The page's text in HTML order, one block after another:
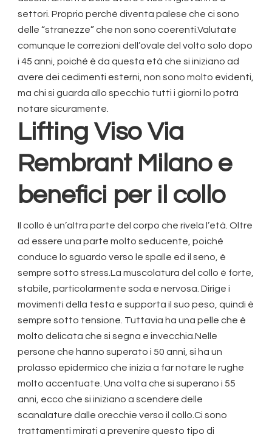
settori. Proprio perché diventa palese che ci sono
delle “stranezze” che non sono coerenti.Valutate
comunque le correzioni dell’ovale del volto solo dopo
i 45 anni, poiché è da questa età che si iniziano ad
avere dei cedimenti esterni, non sono molto evidenti,
ma chi si guarda allo specchio tutti i giorni lo potrà
notare sicuramente.
Lifting Viso Via
Rembrant Milanoe
benefici per il collo
Il collo è un’altra parte del corpo che rivela l’età. Oltre
ad essere una parte molto seducente, poiché
conduce lo sguardo verso le spalle ed il seno, è
sempre sotto stress.La muscolatura del collo è forte,
stabile, particolarmente soda e nervosa. Dirige i
movimenti della testa e supporta il suo peso, quindi è
sempre sotto tensione. Tuttavia ha una pelle che è
molto delicata che si segna e invecchia.Nelle
persone che hanno superato i 50 anni, si ha un
prolasso epidermico che inizia a far notare le rughe
molto accentuate. Una volta che si superano i 55
anni, ecco che si iniziano a scendere delle
scanalature dalle orecchie verso il collo.Ci sono
trattamenti mirati a prevenire questo tipo di